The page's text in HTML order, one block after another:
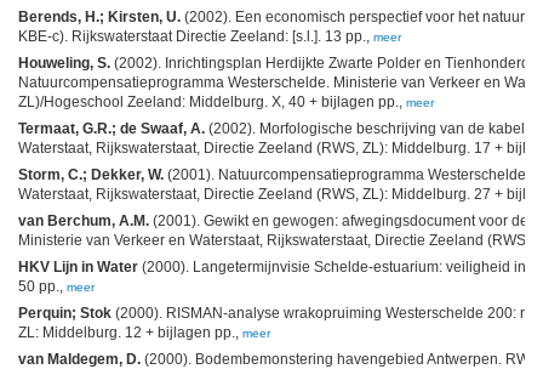
Berends, H.; Kirsten, U. (2002). Een economisch perspectief voor het
KBE-c). Rijkswaterstaat Directie Zeeland: [s.l.]. 13 pp.,
meer
Houweling, S. (2002). Inrichtingsplan Herdijkte Zwarte Polder en
Natuurcompensatieprogramma Westerschelde. Ministerie van Verkeer en
ZL)/Hogeschool Zeeland: Middelburg. X, 40 + bijlagen pp.,
meer
Termaat, G.R.; de Swaaf, A. (2002). Morfologische beschrijving van de
Waterstaat, Rijkswaterstaat, Directie Zeeland (RWS, ZL): Middelburg. 17 +
Storm, C.; Dekker, W. (2001). Natuurcompensatieprogramma Westerschelde:
Waterstaat, Rijkswaterstaat, Directie Zeeland (RWS, ZL): Middelburg. 27 +
van Berchum, A.M. (2001). Gewikt en gewogen: afwegingsdocument voor de
Ministerie van Verkeer en Waterstaat, Rijkswaterstaat, Directie Zeeland (RWS,
HKV Lijn in Water (2000). Langetermijnvisie Schelde-estuarium: veiligheid in
50 pp.,
meer
Perquin; Stok (2000). RISMAN-analyse wrakopruiming Westerschelde 200:
ZL: Middelburg. 12 + bijlagen pp.,
meer
van Maldegem, D. (2000). Bodembemonstering havengebied Antwerpen.